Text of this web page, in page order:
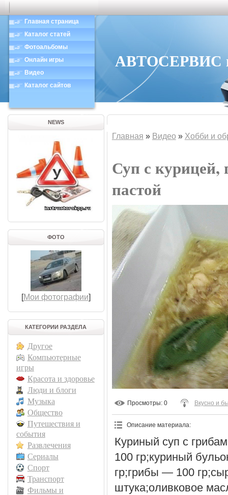
Главная страница
Каталог статей
Фотоальбомы
Онлайн игры
Видео
Каталог сайтов
АВТОСЕРВИС в
NEWS
ФОТО
[Мои фотографии]
КАТЕГОРИИ РАЗДЕЛА
Другое
Компьютерные
игры
Красота и здоровье
Люди и блоги
Музыка
Общество
Путешествия и
события
Развлечения
Сериалы
Спорт
Транспорт
Фильмы и
Главная » Видео » Хобби и
Суп с курицей,
пастой
Просмотры: 0 Вкусно и
Описание материала:
Куриный суп с
100 гр;куриный
гр;грибы — 100
штука;оливковое